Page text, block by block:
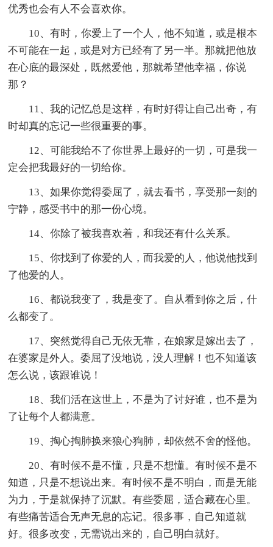
优秀也会有人不会喜欢你。
10、有时，你爱上了一个人，他不知道，或是根本
不可能在一起，或是对方已经有了另一半。那就把他放
在心底的最深处，既然爱他，那就希望他幸福，你说
那？
11、我的记忆总是这样，有时好得让自己出奇，有
时却真的忘记一些很重要的事。
12、可能我给不了你世界上最好的一切，可是我一
定会把我最好的一切给你。
13、如果你觉得委屈了，就去看书，享受那一刻的
宁静，感受书中的那一份心境。
14、你除了被我喜欢着，和我还有什么关系。
15、你找到了你爱的人，而我爱的人，他说他找到
了他爱的人。
16、都说我变了，我是变了。自从看到你之后，什
么都变了。
17、突然觉得自己无依无靠，在娘家是嫁出去了，
在婆家是外人。委屈了没地说，没人理解！也不知道该
怎么说，该跟谁说！
18、我们活在这世上，不是为了讨好谁，也不是为
了让每个人都满意。
19、掏心掏肺换来狼心狗肺，却依然不舍的怪他。
20、有时候不是不懂，只是不想懂。有时候不是不
知道，只是不想说出来。有时候不是不明白，而是无能
为力，于是就保持了沉默。有些委屈，适合藏在心里。
有些痛苦适合无声无息的忘记。很多事，自己知道就
好。很多改变，无需说出来的，自己明白就好。